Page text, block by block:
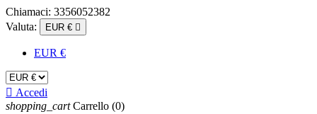
Chiamaci: 3356052382
Valuta:
EUR € 
EUR €
 Accedi
shopping_cart Carrello (0)